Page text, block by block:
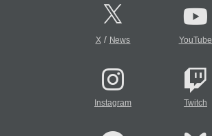
X/ News YouTube
Instagram Twitch